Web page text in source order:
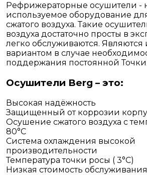
Рефрижераторные осушители -
используемое оборудование
сжатого воздуха. Такие
воздуха достаточно просты в
легко обслуживаются.
вариантом в случае
поддержания постоянной
Осушители Berg – это:
Высокая надёжность
Защищенный от коррозии
Осушение сжатого воздуха с
80°С
Система охлаждения высокой
производительности
Температура точки росы ( 3°С)
Низкая стоимость обслуживания